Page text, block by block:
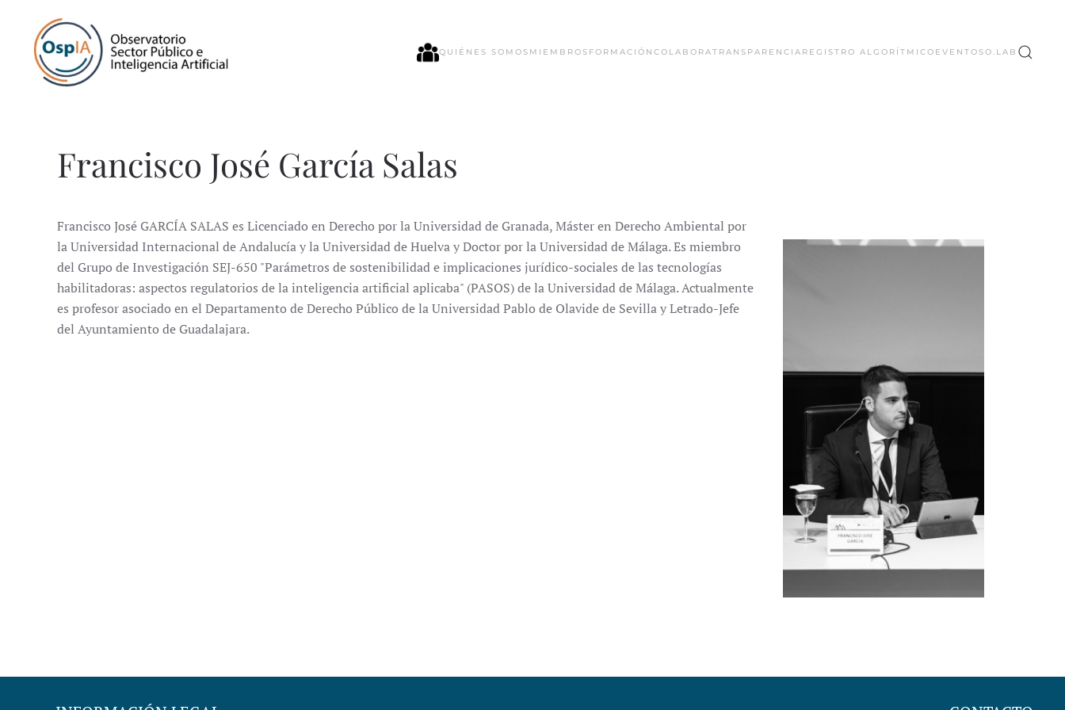
QUIÉNES SOMOS MIEMBROS FORMACIÓN COLABORATRANSPARENCIA REGISTRO ALGORÍTMICO EVENTOSO.LAB
Francisco José García Salas
Francisco José GARCÍA SALAS es Licenciado en Derecho por la Universidad de Granada, Máster en Derecho Ambiental por
la Universidad Internacional de Andalucía y la Universidad de Huelva y Doctor por la Universidad de Málaga. Es miembro
del Grupo de Investigación SEJ-650 "Parámetros de sostenibilidad e implicaciones jurídico-sociales de las tecnologías
habilitadoras: aspectos regulatorios de la inteligencia artificial aplicaba" (PASOS) de la Universidad de Málaga. Actualmente
es profesor asociado en el Departamento de Derecho Público de la Universidad Pablo de Olavide de Sevilla y Letrado-Jefe
del Ayuntamiento de Guadalajara.